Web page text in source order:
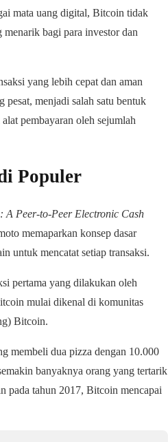
mata uang digital, Bitcoin tidak
menarik bagi para investor dan
yang lebih cepat dan aman
menjadi salah satu bentuk
pembayaran oleh sejumlah
Populer
A Peer-to-Peer Electronic Cash
memaparkan konsep dasar
untuk mencatat setiap transaksi.
pertama yang dilakukan oleh
mulai dikenal di komunitas
Bitcoin.
membeli dua pizza dengan 10.000
banyaknya orang yang tertarik
pada tahun 2017, Bitcoin mencapai